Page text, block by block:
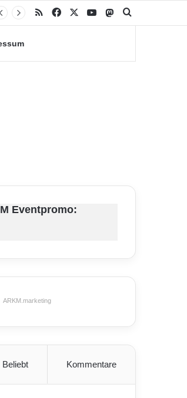
RSS Facebook YouTubeMastodon
Eventpromo:
ARKM.marketing
Beliebt Kommentare